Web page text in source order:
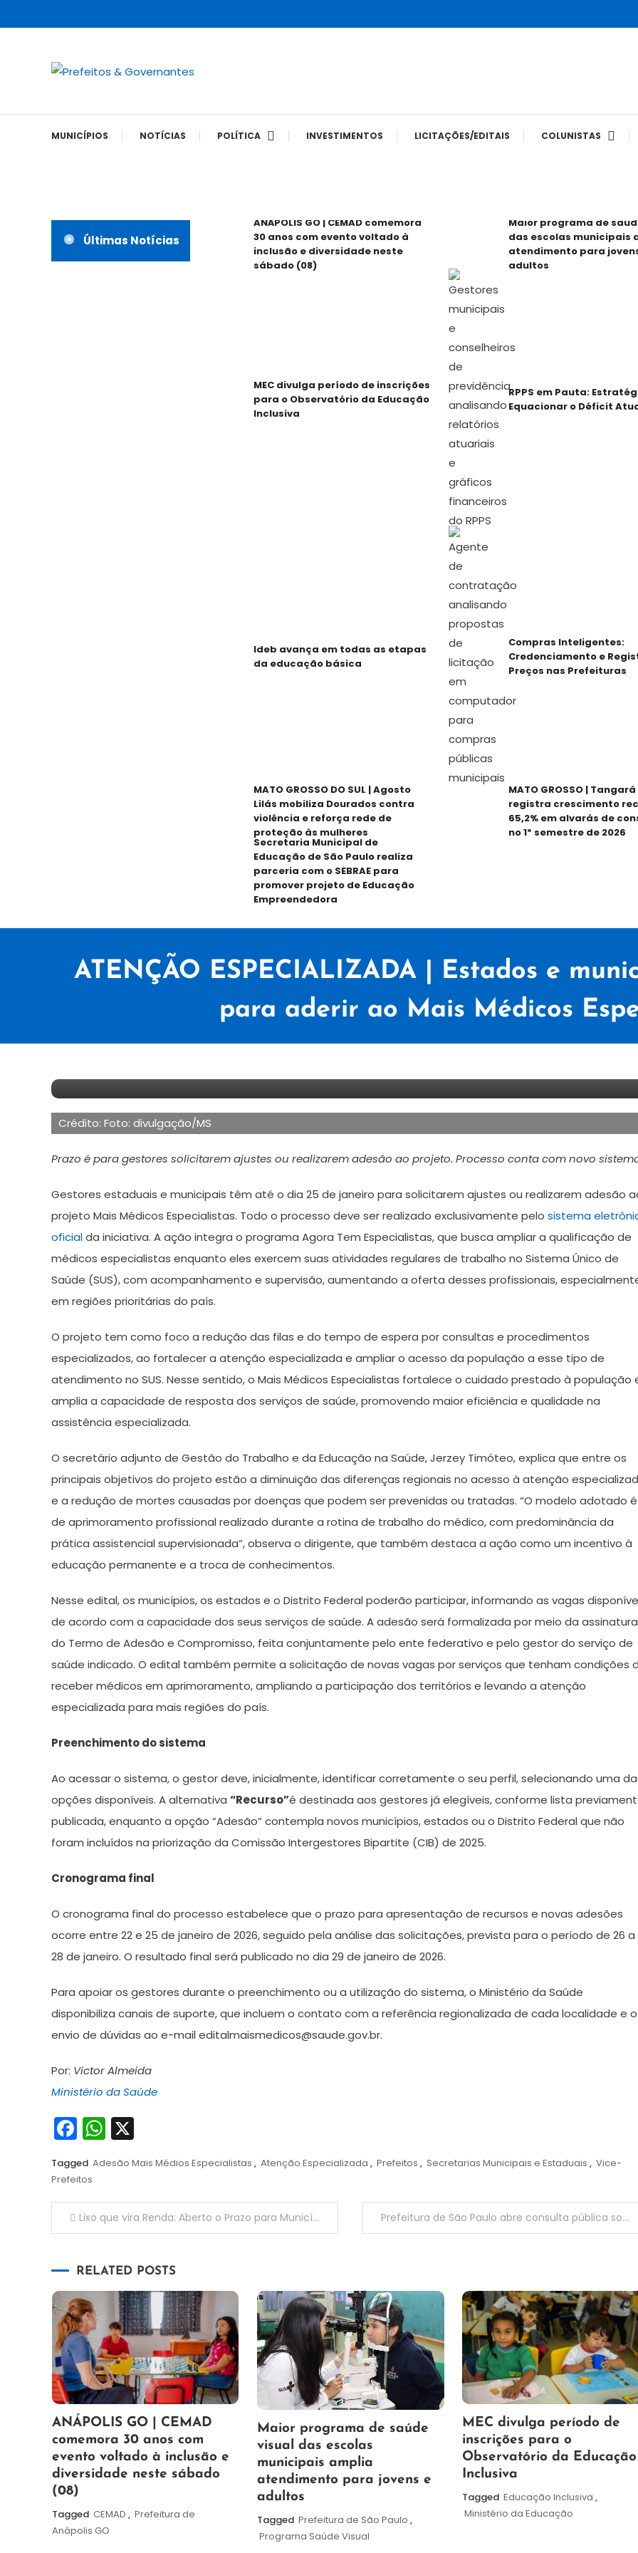
To
MUNICÍPIOS NOTÍCIAS POLÍTICA INVESTIMENTOS LICITAÇÕES/EDITAIS COLUNISTAS
Últimas Notícias
ANÁPOLIS GO | CEMAD comemora
30 anos com evento voltado à
inclusão e diversidade neste
sábado (08)
Maior programa de
das escolas municipais
atendimento para
adultos
MEC divulga período de inscrições
para o Observatório da Educação
Inclusiva
RPPS em Pauta:
Equacionar o Déficit
Ideb avança em todas as etapas
da educação básica
Compras Inteligentes:
Credenciamento e
Preços nas Prefeituras
MATO GROSSO DO SUL | Agosto
Lilás mobiliza Dourados contra
violência e reforça rede de
proteção às mulheres
MATO GROSSO |
registra crescimento
65,2% em alvarás de
no 1º semestre de 2026
Secretaria Municipal de
Educação de São Paulo realiza
parceria com o SEBRAE para
promover projeto de Educação
Empreendedora
ATENÇÃO ESPECIALIZADA | Estados e
para aderir ao Mais Médicos
janeiro
2026
Crédito: Foto: divulgação/MS
Prazo é para gestores solicitarem ajustes ou realizarem adesão ao projeto. Processo conta com novo
Gestores estaduais e municipais têm até o dia 25 de janeiro para solicitarem ajustes ou realizarem adesão
projeto Mais Médicos Especialistas. Todo o processo deve ser realizado exclusivamente pelo sistema
oficialda iniciativa. A ação integra o programa Agora Tem Especialistas, que busca ampliar a qualificação de
médicos especialistas enquanto eles exercem suas atividades regulares de trabalho no Sistema Único de
Saúde (SUS), com acompanhamento e supervisão, aumentando a oferta desses profissionais,
em regiões prioritárias do país.
O projeto tem como foco a redução das filas e do tempo de espera por consultas e procedimentos
especializados, ao fortalecer a atenção especializada e ampliar o acesso da população a esse tipo de
atendimento no SUS. Nesse sentido, o Mais Médicos Especialistas fortalece o cuidado prestado à população
amplia a capacidade de resposta dos serviços de saúde, promovendo maior eficiência e qualidade na
assistência especializada.
O secretário adjunto de Gestão do Trabalho e da Educação na Saúde, Jerzey Timóteo, explica que entre os
principais objetivos do projeto estão a diminuição das diferenças regionais no acesso à atenção
e a redução de mortes causadas por doenças que podem ser prevenidas ou tratadas. “O modelo adotado
de aprimoramento profissional realizado durante a rotina de trabalho do médico, com predominância da
prática assistencial supervisionada”, observa o dirigente, que também destaca a ação como um incentivo à
educação permanente e a troca de conhecimentos.
Nesse edital, os municípios, os estados e o Distrito Federal poderão participar, informando as vagas
de acordo com a capacidade dos seus serviços de saúde. A adesão será formalizada por meio da assinatura
do Termo de Adesão e Compromisso, feita conjuntamente pelo ente federativo e pelo gestor do serviço de
saúde indicado. O edital também permite a solicitação de novas vagas por serviços que tenham condições
receber médicos em aprimoramento, ampliando a participação dos territórios e levando a atenção
especializada para mais regiões do país.
Preenchimento do sistema
Ao acessar o sistema, o gestor deve, inicialmente, identificar corretamente o seu perfil, selecionando uma
opções disponíveis. A alternativa “Recurso”é destinada aos gestores já elegíveis, conforme lista
publicada, enquanto a opção “Adesão” contempla novos municípios, estados ou o Distrito Federal que não
foram incluídos na priorização da Comissão Intergestores Bipartite (CIB) de 2025.
Cronograma final
O cronograma final do processo estabelece que o prazo para apresentação de recursos e novas adesões
ocorre entre 22 e 25 de janeiro de 2026, seguido pela análise das solicitações, prevista para o período de 26 a
28 de janeiro. O resultado final será publicado no dia 29 de janeiro de 2026.
Para apoiar os gestores durante o preenchimento ou a utilização do sistema, o Ministério da Saúde
disponibiliza canais de suporte, que incluem o contato com a referência regionalizada de cada localidade e o
envio de dúvidas ao e-mail editalmaismedicos@saude.gov.br.
Por: Victor Almeida
Ministério da Saúde
Facebook
WhatsApp
Tagged Adesão Mais Médios Especialistas , Atenção Especializada , Prefeitos , Secretarias Municipais e Estaduais , Vice-
Prefeitos
Navegação
Post
Lixo que vira Renda: Aberto o Prazo para Municípios Cadastrarem Projetos na Lei de Incentivo à Reciclagem Prefeitura de São Paulo abre consulta pública sobre parceria com sociedade civil em escolas municipais
RELATED POSTS
7
de
agosto
de
2026
Maurilio
ANÁPOLIS GO | CEMAD
comemora 30 anos com
evento voltado à inclusão e
diversidade neste sábado
(08)
Tagged CEMAD , Prefeitura de
Anápolis GO
7
de
agosto
de
2026
Maurilio
Maior programa de saúde
visual das escolas
municipais amplia
atendimento para jovens e
adultos
Tagged Prefeitura de São Paulo ,
Programa Saúde Visual
7
de
agosto
de
2026
Maurilio
MEC divulga período de
inscrições para o
Observatório da Educação
Inclusiva
Tagged Educação Inclusiva ,
Ministério da Educação